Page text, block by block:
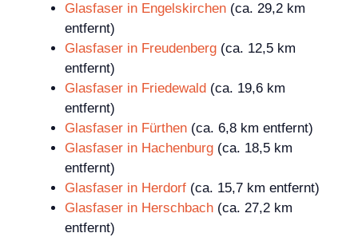
Glasfaser in Engelskirchen (ca. 29,2 km
entfernt)
Glasfaser in Freudenberg (ca. 12,5 km
entfernt)
Glasfaser in Friedewald (ca. 19,6 km
entfernt)
Glasfaser in Fürthen (ca. 6,8 km entfernt)
Glasfaser in Hachenburg (ca. 18,5 km
entfernt)
Glasfaser in Herdorf (ca. 15,7 km entfernt)
Glasfaser in Herschbach (ca. 27,2 km
entfernt)